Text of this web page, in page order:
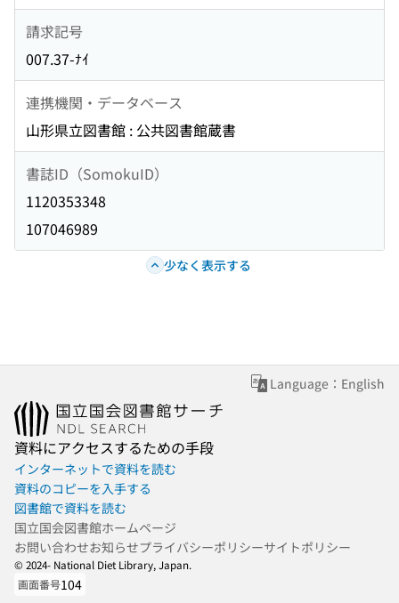
請求記号
007.37-ﾅｲ
連携機関・データベース
山形県立図書館 : 公共図書館蔵書
書誌ID（SomokuID）
1120353348
107046989
少なく表示する
Language：English
資料にアクセスするための手段
インターネットで資料を読む
資料のコピーを入手する
図書館で資料を読む
国立国会図書館ホームページ
お問い合わせお知らせプライバシーポリシーサイトポリシー
© 2024- National Diet Library, Japan.
画面番号104